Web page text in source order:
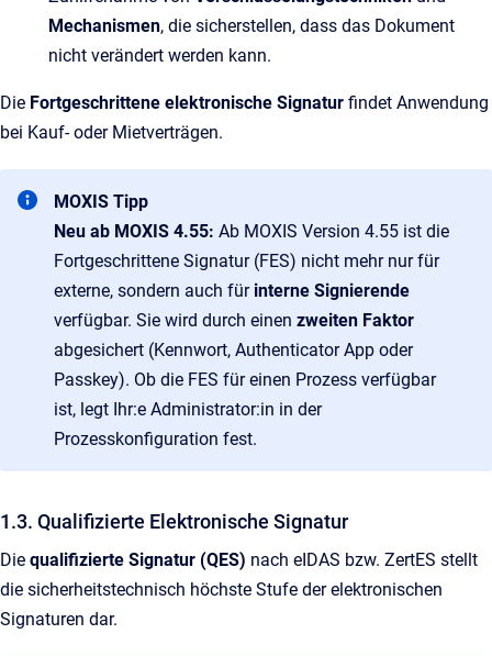
Mechanismen, die sicherstellen, dass das Dokument
nicht verändert werden kann.
Die Fortgeschrittene elektronische Signatur findet Anwendung
bei Kauf- oder Mietverträgen.
MOXIS Tipp
Neu ab MOXIS 4.55: Ab MOXIS Version 4.55 ist die
Fortgeschrittene Signatur (FES) nicht mehr nur für
externe, sondern auch für interne Signierende
verfügbar. Sie wird durch einen zweiten Faktor
abgesichert (Kennwort, Authenticator App oder
Passkey). Ob die FES für einen Prozess verfügbar
ist, legt Ihr:e Administrator:in in der
Prozesskonfiguration fest.
1.3. Qualifizierte Elektronische Signatur
Die qualifizierte Signatur (QES) nach eIDAS bzw. ZertES stellt
die sicherheitstechnisch höchste Stufe der elektronischen
Signaturen dar.